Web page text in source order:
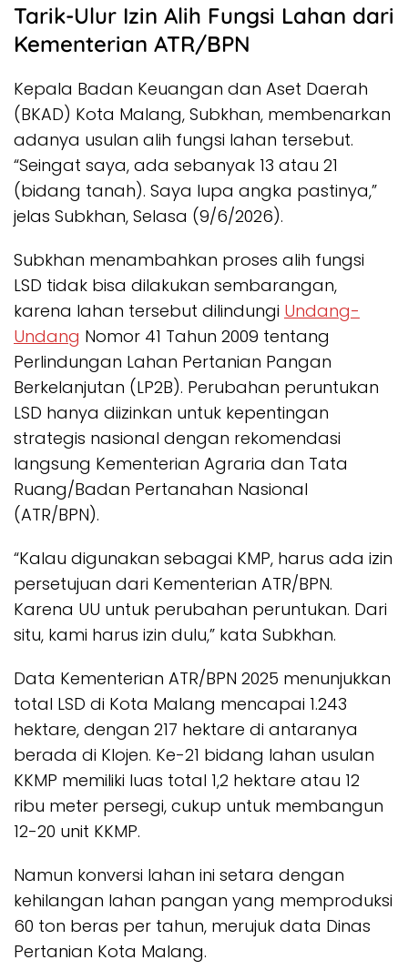
Tarik-Ulur Izin Alih Fungsi Lahan dari
Kementerian ATR/BPN
Kepala Badan Keuangan dan Aset Daerah
(BKAD) Kota Malang, Subkhan, membenarkan
adanya usulan alih fungsi lahan tersebut.
“Seingat saya, ada sebanyak 13 atau 21
(bidang tanah). Saya lupa angka pastinya,”
jelas Subkhan, Selasa (9/6/2026).
Subkhan menambahkan proses alih fungsi
LSD tidak bisa dilakukan sembarangan,
karena lahan tersebut dilindungi Undang-
Undang Nomor 41 Tahun 2009 tentang
Perlindungan Lahan Pertanian Pangan
Berkelanjutan (LP2B). Perubahan peruntukan
LSD hanya diizinkan untuk kepentingan
strategis nasional dengan rekomendasi
langsung Kementerian Agraria dan Tata
Ruang/Badan Pertanahan Nasional
(ATR/BPN).
“Kalau digunakan sebagai KMP, harus ada izin
persetujuan dari Kementerian ATR/BPN.
Karena UU untuk perubahan peruntukan. Dari
situ, kami harus izin dulu,” kata Subkhan.
Data Kementerian ATR/BPN 2025 menunjukkan
total LSD di Kota Malang mencapai 1.243
hektare, dengan 217 hektare di antaranya
berada di Klojen. Ke-21 bidang lahan usulan
KKMP memiliki luas total 1,2 hektare atau 12
ribu meter persegi, cukup untuk membangun
12-20 unit KKMP.
Namun konversi lahan ini setara dengan
kehilangan lahan pangan yang memproduksi
60 ton beras per tahun, merujuk data Dinas
Pertanian Kota Malang.